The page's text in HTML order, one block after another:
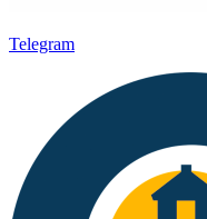
Telegram